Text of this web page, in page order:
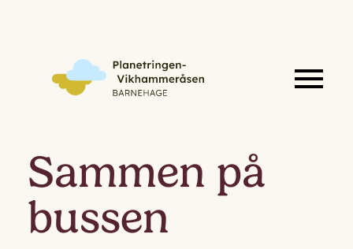
Sammen på
bussen